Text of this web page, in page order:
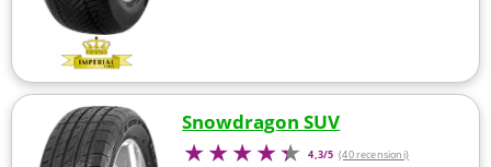
Snowdragon SUV
4,3/5 (40 recensioni)